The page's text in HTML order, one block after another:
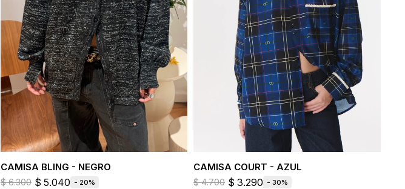
CAMISA BLING - NEGRO
$ 6.300 $ 5.040 20
CAMISA COURT - AZUL
$ 4.700 $ 3.290 30